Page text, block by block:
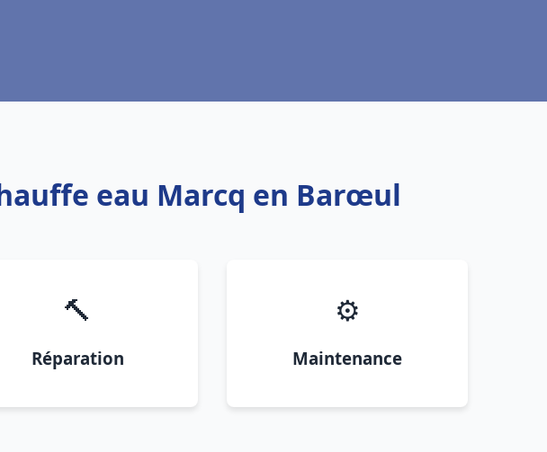
eau Marcq en Barœul
🔨
Réparation
⚙️
Maintenance